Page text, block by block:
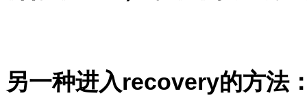
另一种进入recovery的方法